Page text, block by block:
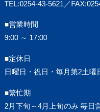
TEL:0254-43-5621／
■営業時間
9:00 ～ 17:00
■定休日
日曜日・祝日・毎月第2土曜
■繁忙期
2月下旬～4月上旬のみ 毎日